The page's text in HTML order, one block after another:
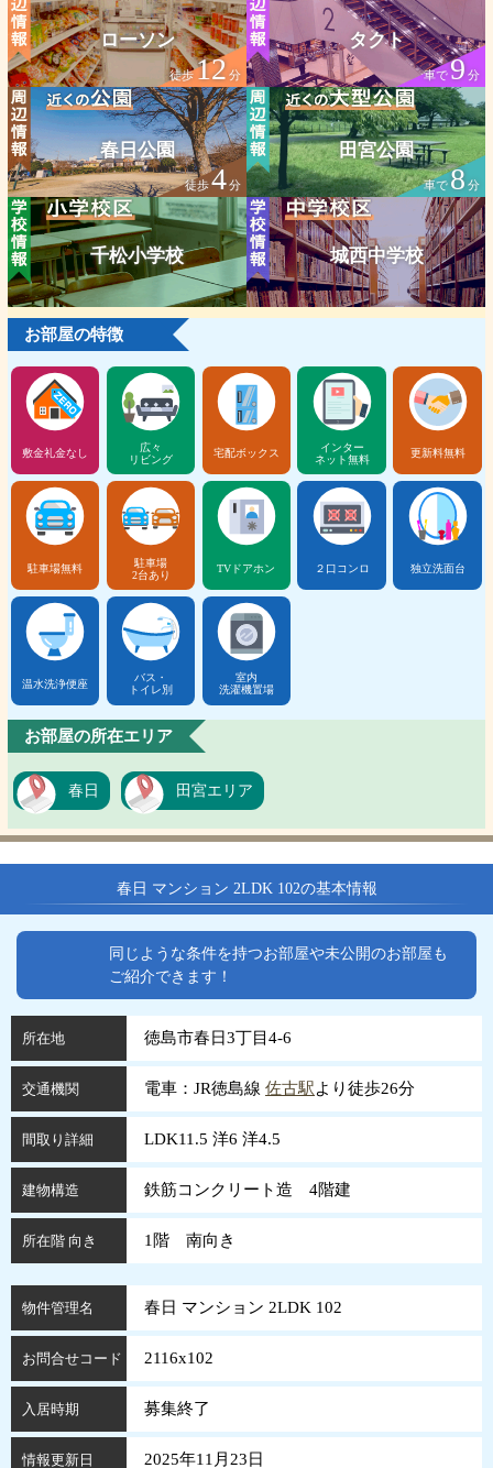
ローソン
徒歩12分
タクト
車で9分
春日公園
徒歩4分
田宮公園
車で8 分
千松小学校 城西中学校
お部屋の特徴
敷金礼金なし
広々
リビング
宅配ボックス
インター
ネット無料
更新料無料
駐車場無料
駐車場
2台あり
TVドアホン ２口コンロ 独立洗面台
温水洗浄便座
バス・
トイレ別
室内
洗濯機置場
お部屋の所在エリア
春日 田宮エリア
春日 マンション 2LDK 102の基本情報
同じような条件を持つお部屋や未公開のお部屋も
ご紹介できます！
所在地 徳島市春日3丁目4-6
交通機関 電車：JR徳島線 佐古駅より徒歩26分
間取り詳細 LDK11.5 洋6 洋4.5
建物構造 鉄筋コンクリート造 4階建
所在階 向き 1階 南向き
物件管理名 春日 マンション 2LDK 102
お問合せコード 2116x102
入居時期 募集終了
情報更新日 2025年11月23日